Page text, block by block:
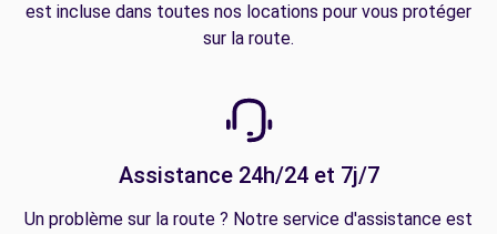
est incluse dans toutes nos locations pour vous protéger
sur la route.
Assistance 24h/24 et 7j/7
Un problème sur la route ? Notre service d'assistance est